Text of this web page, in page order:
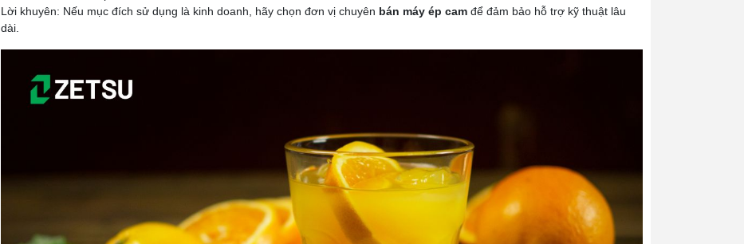
Lời khuyên: Nếu mục đích sử dụng là kinh doanh, hãy chọn đơn vị chuyên bán máy ép cam để đảm bảo hỗ trợ kỹ thuật lâu
dài.